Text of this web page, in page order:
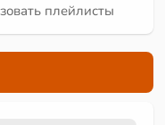
плейлисты